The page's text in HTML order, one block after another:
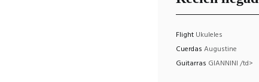
Flight Ukuleles
Cuerdas Augustine
Guitarras GIANNINI /td>